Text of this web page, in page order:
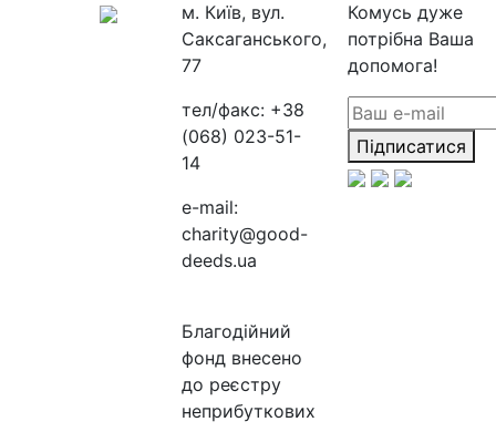
м. Київ, вул.
Саксаганського,
77
тел/факс: +38
(068) 023-51-
14
e-mail:
charity@good-
deeds.ua
Благодійний
фонд внесено
до реєстру
неприбуткових
Комусь дуже
потрібна Ваша
допомога!
Підписатися